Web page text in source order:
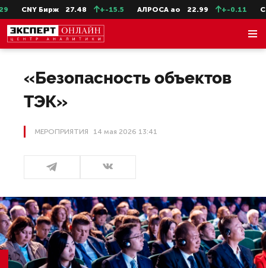
Бирж 27.48 +-15.5 АЛРОСА ао 22.99 +-0.11 СевСт-
«Безопасность объектов
ТЭК»
МЕРОПРИЯТИЯ 14 мая 2026 13:41